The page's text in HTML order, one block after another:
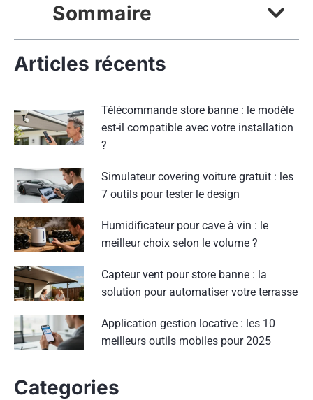
Sommaire
Articles récents
Télécommande store banne : le modèle
est-il compatible avec votre installation
?
Simulateur covering voiture gratuit : les
7 outils pour tester le design
Humidificateur pour cave à vin : le
meilleur choix selon le volume ?
Capteur vent pour store banne : la
solution pour automatiser votre terrasse
Application gestion locative : les 10
meilleurs outils mobiles pour 2025
Categories